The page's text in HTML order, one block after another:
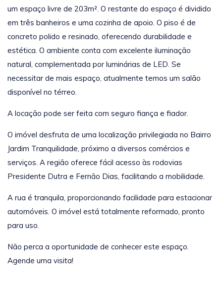
um espaço livre de 203m². O restante do espaço é dividido
em três banheiros e uma cozinha de apoio. O piso é de
concreto polido e resinado, oferecendo durabilidade e
estética. O ambiente conta com excelente iluminação
natural, complementada por luminárias de LED. Se
necessitar de mais espaço, atualmente temos um salão
disponível no térreo.
A locação pode ser feita com seguro fiança e fiador.
O imóvel desfruta de uma localização privilegiada no Bairro
Jardim Tranquilidade, próximo a diversos comércios e
serviços. A região oferece fácil acesso às rodovias
Presidente Dutra e Fernão Dias, facilitando a mobilidade.
A rua é tranquila, proporcionando facilidade para estacionar
automóveis. O imóvel está totalmente reformado, pronto
para uso.
Não perca a oportunidade de conhecer este espaço.
Agende uma visita!